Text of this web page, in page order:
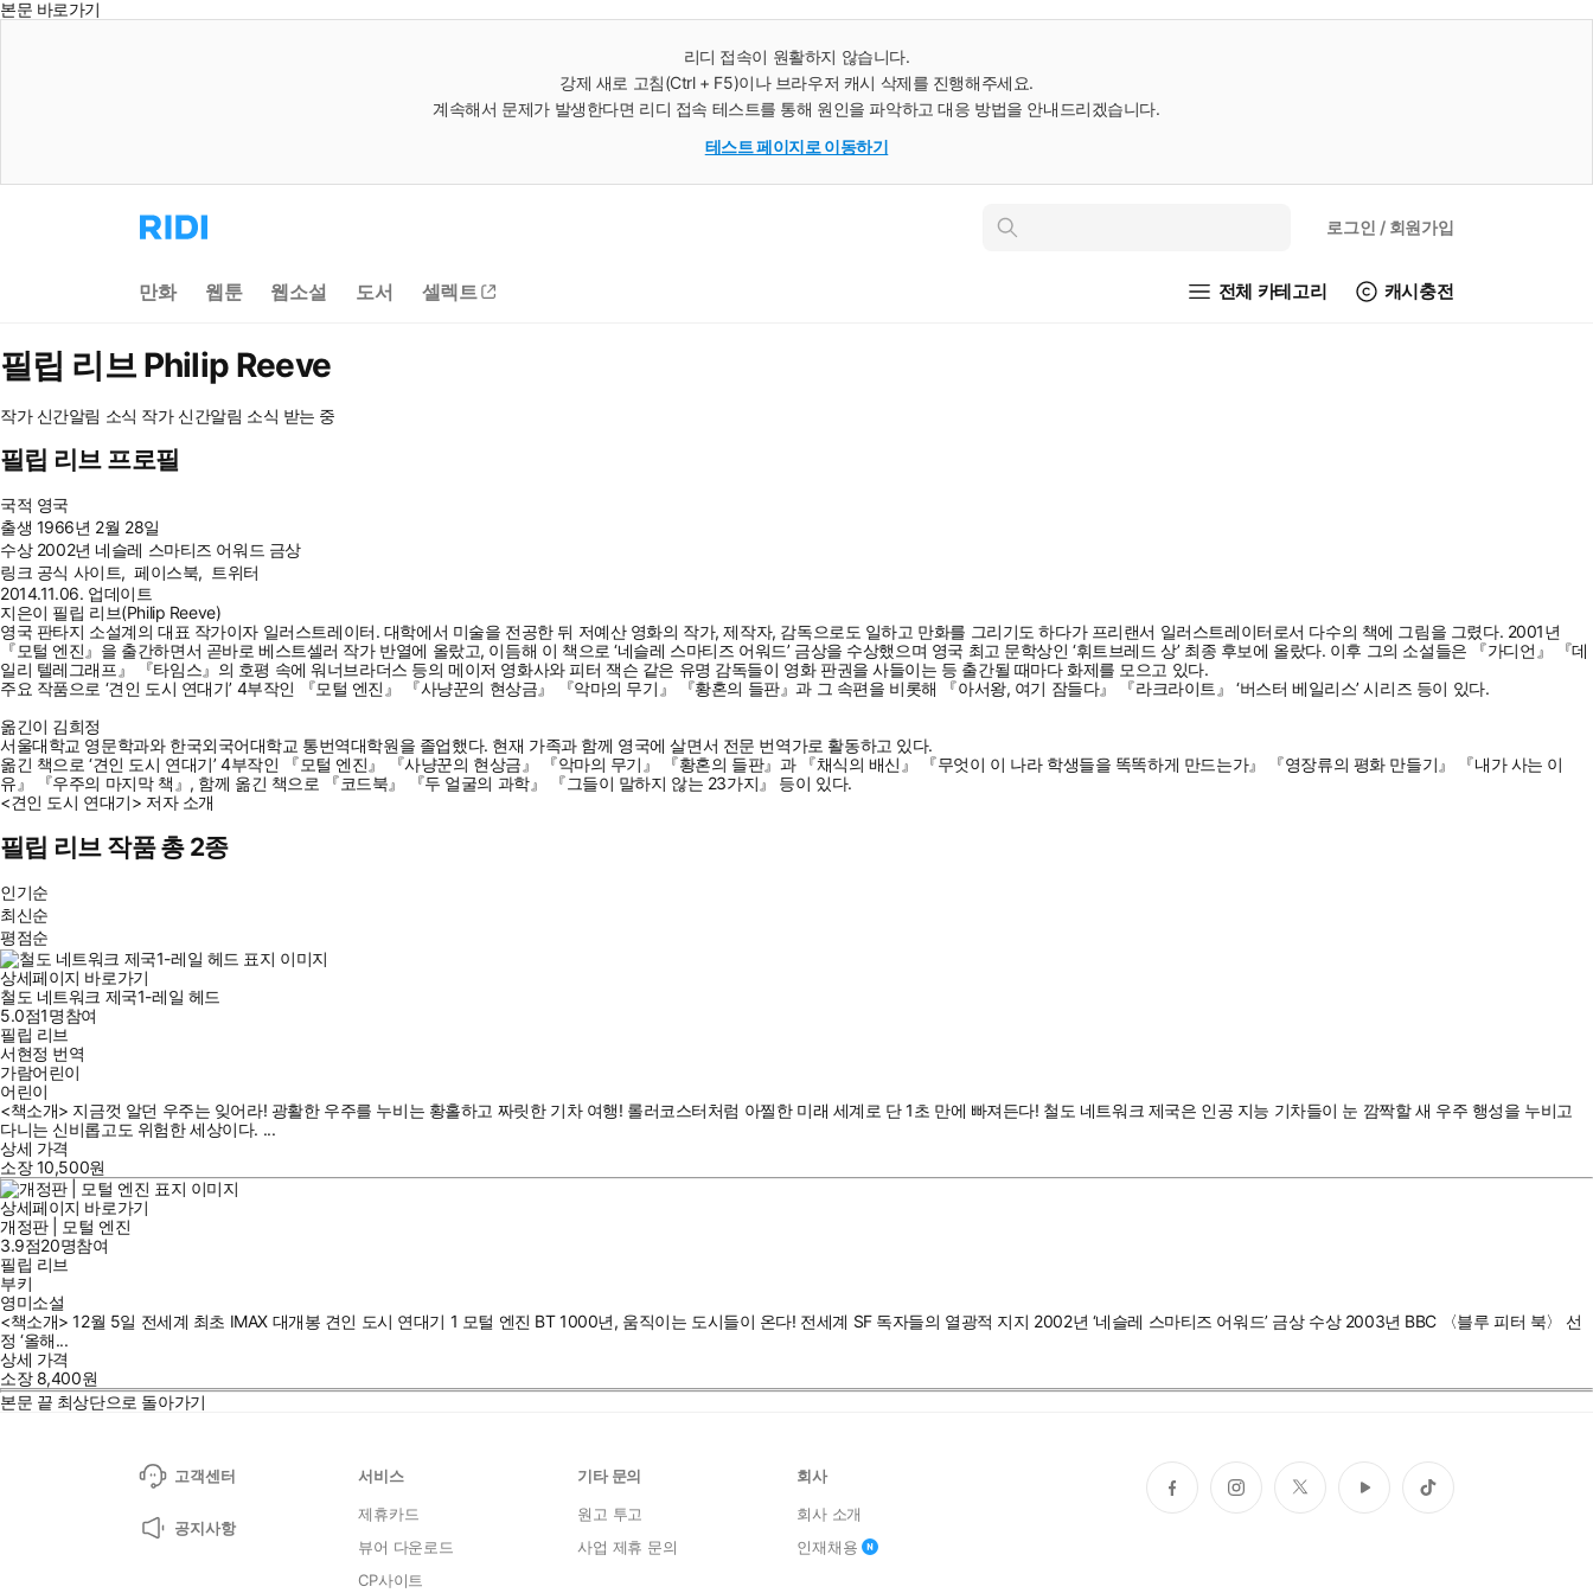
본문 바로가기
리디 접속이 원활하지 않습니다.
강제 새로 고침(Ctrl + F5)이나 브라우저 캐시 삭제를 진행해주세요.
계속해서 문제가 발생한다면 리디 접속 테스트를 통해 원인을 파악하고 대응 방법을 안내드리겠습니다.
테스트 페이지로 이동하기
리
디
으
로
인
로그인 / 회원가입
만화 웹툰 웹소설 도서 셀렉트 전체 카테고리 캐시충전
필립 리브 Philip Reeve
작가 신간알림 소식 작가 신간알림 소식 받는 중
필립 리브 프로필
국적 영국
출생 1966년 2월 28일
수상 2002년 네슬레 스마티즈 어워드 금상
링크 공식 사이트, 페이스북, 트위터
2014.11.06. 업데이트
지은이 필립 리브(Philip Reeve)
영국 판타지 소설계의 대표 작가이자 일러스트레이터. 대학에서 미술을 전공한 뒤 저예산 영화의 작가, 제작자, 감독으로도 일하고 만화를 그리기도 하다가 프리랜서 일러스트레이터로서 다수의 책에 그림을 그렸다. 2001년
『모털 엔진』을 출간하면서 곧바로 베스트셀러 작가 반열에 올랐고, 이듬해 이 책으로 ‘네슬레 스마티즈 어워드’ 금상을 수상했으며 영국 최고 문학상인 ‘휘트브레드 상’ 최종 후보에 올랐다. 이후 그의 소설들은 『가디언』 『데
일리 텔레그래프』 『타임스』의 호평 속에 워너브라더스 등의 메이저 영화사와 피터 잭슨 같은 유명 감독들이 영화 판권을 사들이는 등 출간될 때마다 화제를 모으고 있다.
주요 작품으로 ‘견인 도시 연대기’ 4부작인 『모털 엔진』 『사냥꾼의 현상금』 『악마의 무기』 『황혼의 들판』과 그 속편을 비롯해 『아서왕, 여기 잠들다』 『라크라이트』 ‘버스터 베일리스’ 시리즈 등이 있다.
옮긴이 김희정
서울대학교 영문학과와 한국외국어대학교 통번역대학원을 졸업했다. 현재 가족과 함께 영국에 살면서 전문 번역가로 활동하고 있다.
옮긴 책으로 ‘견인 도시 연대기’ 4부작인 『모털 엔진』 『사냥꾼의 현상금』 『악마의 무기』 『황혼의 들판』과 『채식의 배신』 『무엇이 이 나라 학생들을 똑똑하게 만드는가』 『영장류의 평화 만들기』 『내가 사는 이
유』 『우주의 마지막 책』, 함께 옮긴 책으로 『코드북』 『두 얼굴의 과학』 『그들이 말하지 않는 23가지』 등이 있다.
<견인 도시 연대기> 저자 소개
필립 리브 작품 총 2종
인기순
최신순
평점순
상세페이지 바로가기
철도 네트워크 제국1-레일 헤드
5.0점1명참여
필립 리브
서현정 번역
가람어린이
어린이
<책소개> 지금껏 알던 우주는 잊어라! 광활한 우주를 누비는 황홀하고 짜릿한 기차 여행! 롤러코스터처럼 아찔한 미래 세계로 단 1초 만에 빠져든다! 철도 네트워크 제국은 인공 지능 기차들이 눈 깜짝할 새 우주 행성을 누비고
다니는 신비롭고도 위험한 세상이다. ...
상세 가격
소장10,500원
상세페이지 바로가기
개정판 | 모털 엔진
3.9점20명참여
필립 리브
부키
영미소설
<책소개> 12월 5일 전세계 최초 IMAX 대개봉 견인 도시 연대기 1 모털 엔진 BT 1000년, 움직이는 도시들이 온다! 전세계 SF 독자들의 열광적 지지 2002년 ‘네슬레 스마티즈 어워드’ 금상 수상 2003년 BBC 〈블루 피터 북〉 선
정 ‘올해...
상세 가격
소장 8,400원
본문 끝 최상단으로 돌아가기
고객센터
공지사항
서비스
제휴카드
뷰어 다운로드
CP사이트
기타 문의
원고 투고
사업 제휴 문의
회사
회사 소개
인재채용
페
이
인
스
트
위
유
튜
틱
톡